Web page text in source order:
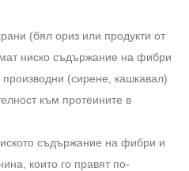
(бял ориз или продукти от
ниско съдържание на фибри
производни (сирене, кашкавал)
към протеините в
съдържание на фибри и
които го правят по-